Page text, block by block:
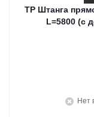
TP Штанга
L=5800 (с
Нет